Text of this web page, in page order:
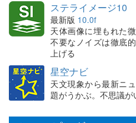
ステライメージ10
最新版 10.0f
天体画像に埋もれた
不要なノイズは徹底
上げる
星空ナビ
天文現象から最新ニ
題がうかぶ。不思議